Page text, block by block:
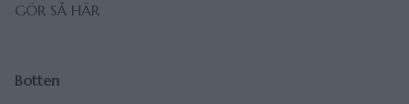
GÖR SÅ HÄR
Botten